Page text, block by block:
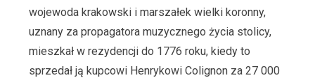
wojewoda krakowski i marszałek wielki koronny,
uznany za propagatora muzycznego życia stolicy,
mieszkał w rezydencji do 1776 roku, kiedy to
sprzedał ją kupcowi Henrykowi Colignon za 27 000